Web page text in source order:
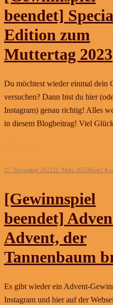
beendet]
Edition zum
Muttertag 2023
Du möchtest wieder einmal dein
versuchen? Dann bist du hier
Instagram) genau richtig! Alles
in diesem Blogbeitrag! Viel
27. November 202222. März 2025Blog2
[Gewinnspiel
beendet]
Advent, der
Tannenbaum
Es gibt wieder ein Advent-
Instagram und hier auf der